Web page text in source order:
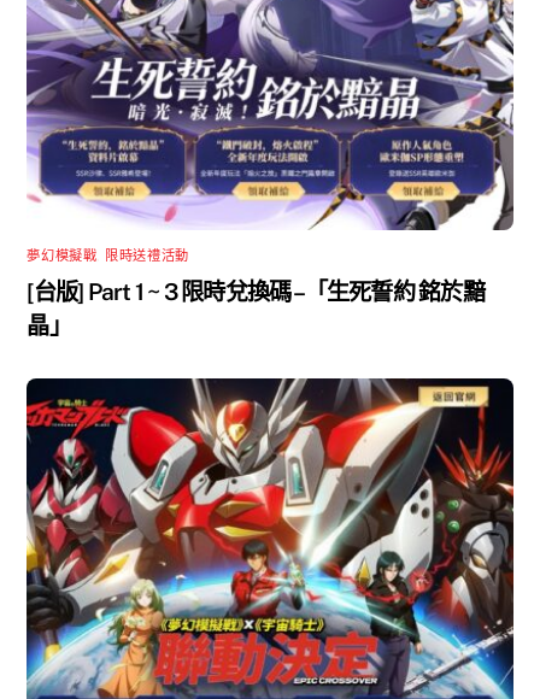
夢幻模擬戰 限時送禮活動
[台版] Part 1 ~ 3 限時兌換碼 –「生死誓約 銘於黯
晶」